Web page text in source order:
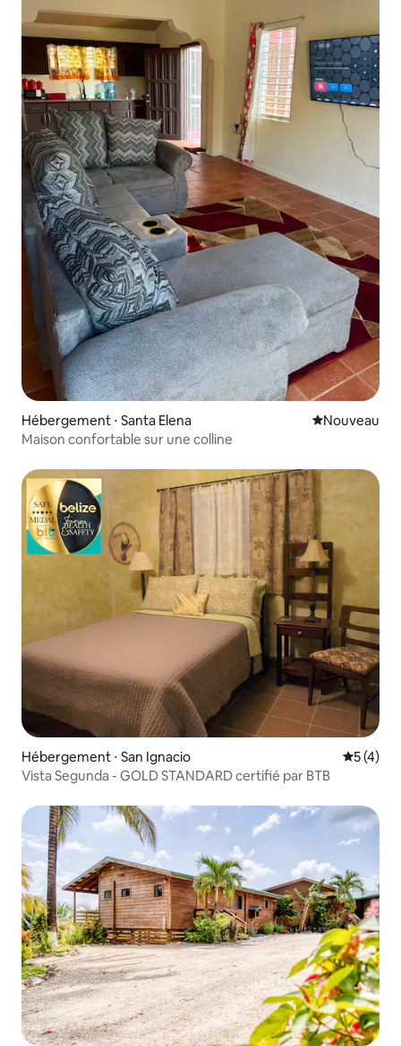
Hébergement ⋅ Santa Elena Nouvel
Nouveau
Maison confortable sur une colline
Hébergement ⋅ San Ignacio
5 (4)
Vista Segunda - GOLD STANDARD certifié par BTB